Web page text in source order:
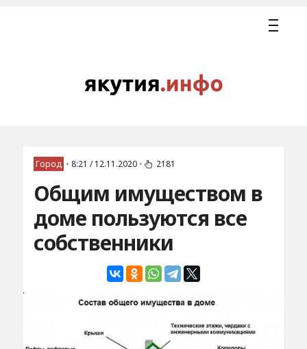
Город • 8:21 / 12.11.2020 • 2181
Общим имуществом в
доме пользуются все
собственники